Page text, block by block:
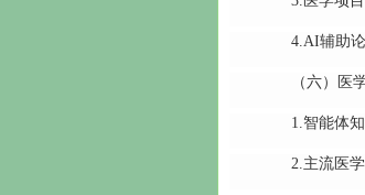
4.AI辅助论
（六）医学
1.智能体知
2.主流医学